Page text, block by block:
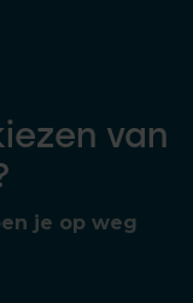
van
je op weg